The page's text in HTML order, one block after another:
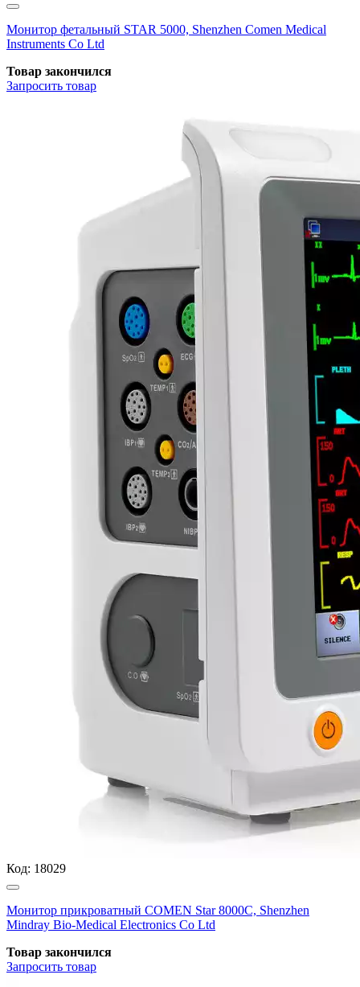
Монитор фетальный STAR 5000, Shenzhen Comen Medical
Instruments Co Ltd
Товар закончился
Запросить товар
Код: 18029
Монитор прикроватный COMEN Star 8000C, Shenzhen
Mindray Bio-Medical Electronics Co Ltd
Товар закончился
Запросить товар